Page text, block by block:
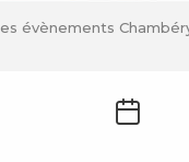
évènements